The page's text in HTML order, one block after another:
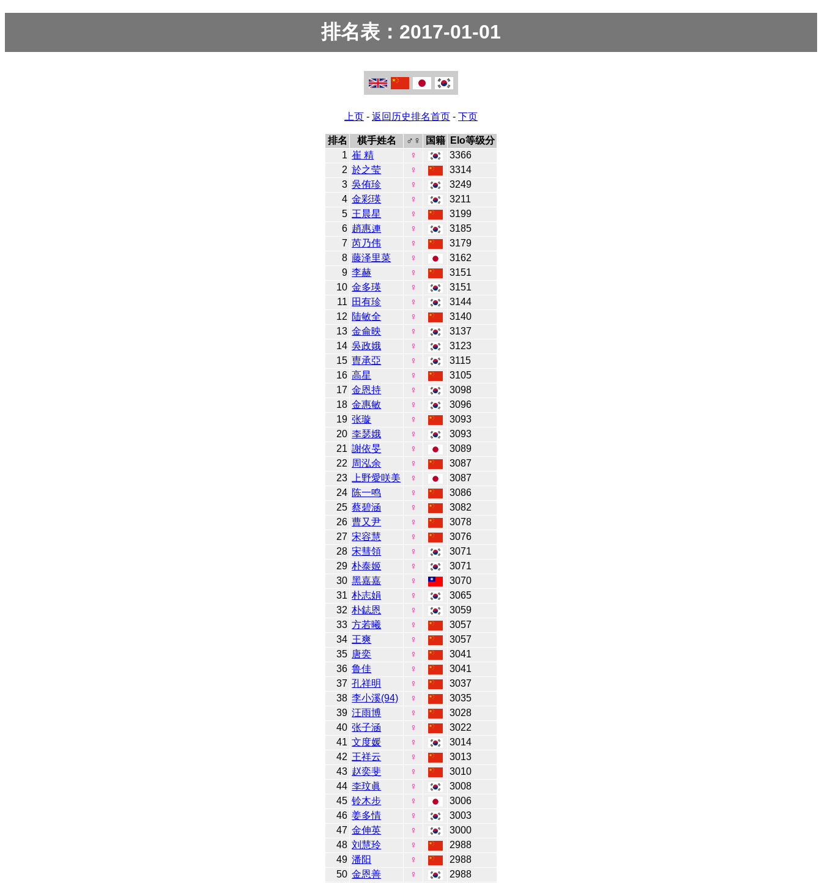
排名表：2017-01-01
上页 - 返回历史排名首页 - 下页
排名 棋手姓名 ♂♀ 国籍
Elo等级分
1 崔 精 ♀
3366
2 於之莹 ♀
3314
3 吳侑珍 ♀
3249
4 金彩瑛 ♀
3211
5 王晨星 ♀
3199
6 趙惠連 ♀
3185
7 芮乃伟 ♀
3179
8 藤泽里菜 ♀
3162
9 李赫 ♀
3151
10 金多瑛 ♀
3151
11 田有珍 ♀
3144
12 陆敏全 ♀
3140
13 金侖映 ♀
3137
14 吳政娥 ♀
3123
15 曺承亞 ♀
3115
16 高星 ♀
3105
17 金恩持 ♀
3098
18 金惠敏 ♀
3096
19 张璇 ♀
3093
20 李瑟娥 ♀
3093
21 謝依旻 ♀
3089
22 周泓余 ♀
3087
23
上野愛咲美 ♀
3087
24 陈一鸣 ♀
3086
25 蔡碧涵 ♀
3082
26 曹又尹 ♀
3078
27 宋容慧 ♀
3076
28 宋彗領 ♀
3071
29 朴泰姬 ♀
3071
30 黑嘉嘉 ♀
3070
31 朴志娟 ♀
3065
32 朴鋕恩 ♀
3059
33 方若曦 ♀
3057
34 王爽 ♀
3057
35 唐奕 ♀
3041
36 鲁佳 ♀
3041
37 孔祥明 ♀
3037
38 李小溪(94) ♀
3035
39 汪雨博 ♀
3028
40 张子涵 ♀
3022
41 文度媛 ♀
3014
42 王祥云 ♀
3013
43 赵奕斐 ♀
3010
44 李玟眞 ♀
3008
45 铃木步 ♀
3006
46 姜多情 ♀
3003
47 金伸英 ♀
3000
48 刘慧玲 ♀
2988
49 潘阳 ♀
2988
50 金恩善 ♀
2988